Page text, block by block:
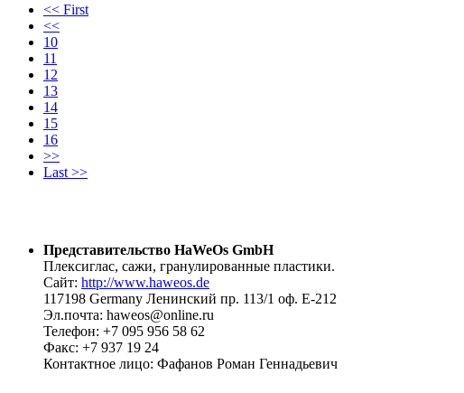
<< First
<<
10
11
12
13
14
15
16
>>
Last >>
Представительство HaWeOs GmbH
Плексиглас, сажи, гранулированные пластики.
Сайт: http://www.haweos.de
117198 Germany Ленинский пр. 113/1 оф. Е-212
Эл.почта: haweos@online.ru
Телефон: +7 095 956 58 62
Факс: +7 937 19 24
Контактное лицо: Фафанов Роман Геннадьевич